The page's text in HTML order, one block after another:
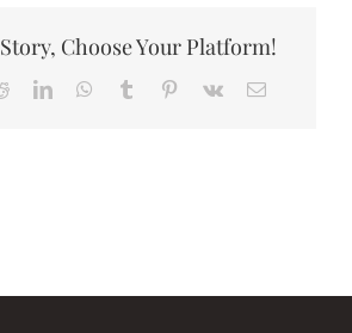
Choose Your Platform!
RedditLinkedInWhatsApp
Tumblr Pinterest
Vk
Correo